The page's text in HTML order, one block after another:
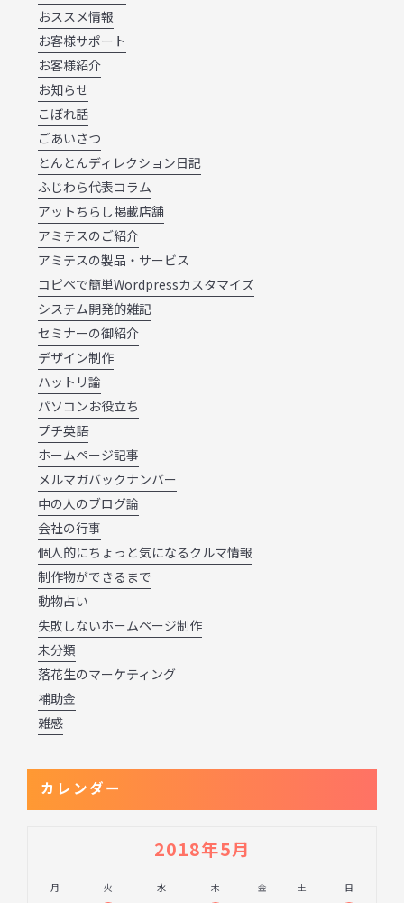
おススメ情報
お客様サポート
お客様紹介
お知らせ
こぼれ話
ごあいさつ
とんとんディレクション日記
ふじわら代表コラム
アットちらし掲載店舗
アミテスのご紹介
アミテスの製品・サービス
コピペで簡単Wordpressカスタマイズ
システム開発的雑記
セミナーの御紹介
デザイン制作
ハットリ論
パソコンお役立ち
プチ英語
ホームページ記事
メルマガバックナンバー
中の人のブログ論
会社の行事
個人的にちょっと気になるクルマ情報
制作物ができるまで
動物占い
失敗しないホームページ制作
未分類
落花生のマーケティング
補助金
雑感
カレンダー
2018年5月
月 火 水 木 金 土
日